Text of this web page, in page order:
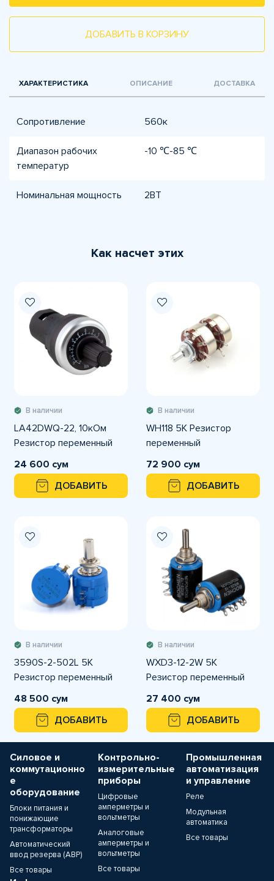
ДОБАВИТЬ В КОРЗИНУ
ХАРАКТЕРИСТИКА ОПИСАНИЕ ДОСТАВКА
Сопротивление 560к
Диапазон рабочих
температур
-10 ℃-85 ℃
Номинальная мощность 2ВТ
Как насчет этих
В наличии
LA42DWQ-22, 10кОм
Резистор переменный
24 600 сум
ДОБАВИТЬ
В наличии
WH118 5K Резистор
переменный
72 900 сум
ДОБАВИТЬ
В наличии
3590S-2-502L 5К
Резистор переменный
48 500 сум
ДОБАВИТЬ
В наличии
WXD3-12-2W 5К
Резистор переменный
27 400 сум
ДОБАВИТЬ
Силовое и
коммутационно
е
оборудование
Блоки питания и
понижающие
трансформаторы
Автоматический
ввод резерва (АВР)
Все товары
Контрольно-
измерительные
приборы
Цифровые
амперметры и
вольтметры
Аналоговые
амперметры и
вольтметры
Все товары
Промышленная
автоматизация
и управление
Реле
Модульная
автоматика
Все товары